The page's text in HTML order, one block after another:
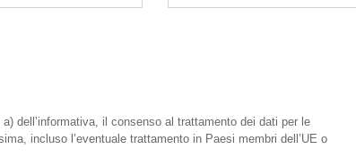
dell’informativa, il consenso al trattamento dei dati per le
incluso l’eventuale trattamento in Paesi membri dell’UE o